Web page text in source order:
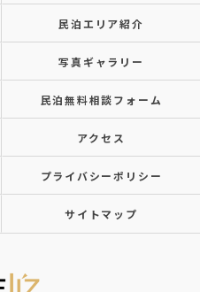
民泊エリア紹介
写真ギャラリー
民泊無料相談フォーム
アクセス
プライバシーポリシー
サイトマップ